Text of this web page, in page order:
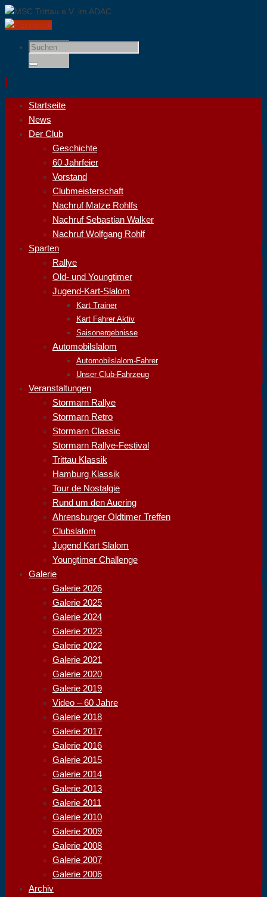
Suchen
nach:
Suchen
Zum
Inhalt
springen
Startseite
News
Der Club
Geschichte
60 Jahrfeier
Vorstand
Clubmeisterschaft
Nachruf Matze Rohlfs
Nachruf Sebastian Walker
Nachruf Wolfgang Rohlf
Sparten
Rallye
Old- und Youngtimer
Jugend-Kart-Slalom
Kart Trainer
Kart Fahrer Aktiv
Saisonergebnisse
Automobilslalom
Automobilslalom-Fahrer
Unser Club-Fahrzeug
Veranstaltungen
Stormarn Rallye
Stormarn Retro
Stormarn Classic
Stormarn Rallye-Festival
Trittau Klassik
Hamburg Klassik
Tour de Nostalgie
Rund um den Auering
Ahrensburger Oldtimer Treffen
Clubslalom
Jugend Kart Slalom
Youngtimer Challenge
Galerie
Galerie 2026
Galerie 2025
Galerie 2024
Galerie 2023
Galerie 2022
Galerie 2021
Galerie 2020
Galerie 2019
Video – 60 Jahre
Galerie 2018
Galerie 2017
Galerie 2016
Galerie 2015
Galerie 2014
Galerie 2013
Galerie 2011
Galerie 2010
Galerie 2009
Galerie 2008
Galerie 2007
Galerie 2006
Archiv